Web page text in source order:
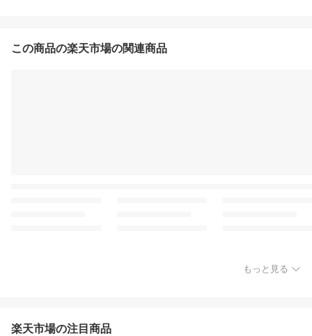
この商品の楽天市場の関連商品
もっと見る
楽天市場の注目商品